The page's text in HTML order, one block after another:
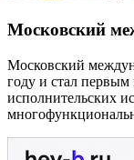
Московский
Московский
году и стал
исполнительских